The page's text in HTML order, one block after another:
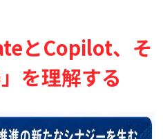
とCopilot、そ
を理解する